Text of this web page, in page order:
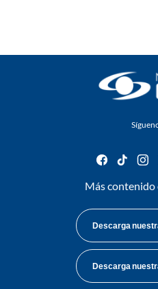
facebook
tiktok
Más contenido
Descarga
Descarga